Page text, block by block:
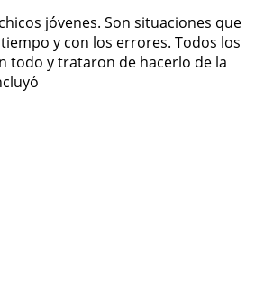
jóvenes. Son situaciones que
y con los errores. Todos los
todo y trataron de hacerlo de la